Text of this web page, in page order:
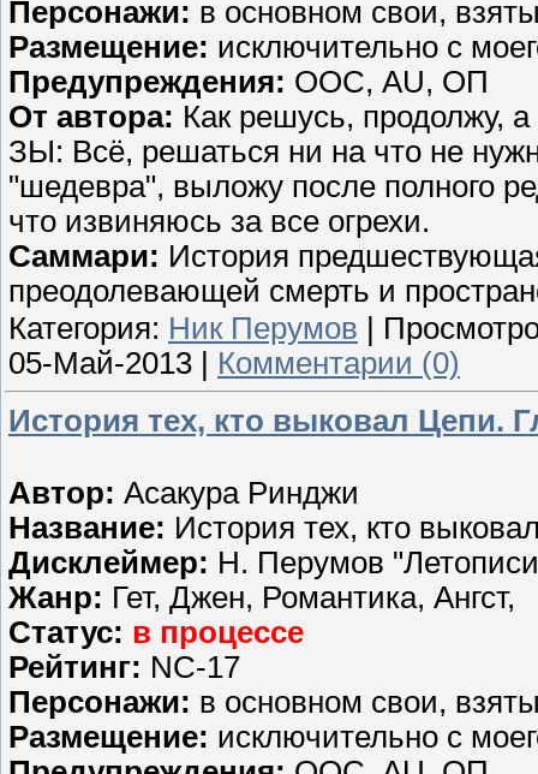
Персонажи: в основном свои,
Размещение: исключительно с
Предупреждения: ООС, AU, ОП
От автора: Как решусь, продолжу,
ЗЫ: Всё, решаться ни на что не
"шедевра", выложу после полного
что извиняюсь за все огрехи.
Саммари: История
преодолевающей смерть и
Категория: Ник Перумов |
05-Май-2013
Комментарии (0)
История тех, кто выковал Цепи.
Автор: Асакура Ринджи
Название: История тех, кто
Дисклеймер: Н. Перумов
Жанр: Гет, Джен, Романтика, Ангст,
Статус: в процессе
Рейтинг: NC-17
Персонажи: в основном свои,
Размещение: исключительно с